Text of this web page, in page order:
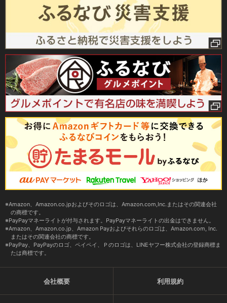
Amazon、Amazon.co.jpおよびそのロゴは、Amazon.com,Inc.またはその関連会社
の商標です。
PayPayマネーライトが付与されます。PayPayマネーライトの出金はできません。
Amazon、Amazon.co.jp、Amazon Payおよびそれらのロゴは、Amazon.com, Inc.
またはその関連会社の商標です。
PayPay、PayPayのロゴ、ペイペイ、Ｐのロゴは、LINEヤフー株式会社の登録商標ま
たは商標です。
会社概要 利用規約